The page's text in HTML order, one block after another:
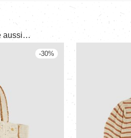
aussi…
-30%